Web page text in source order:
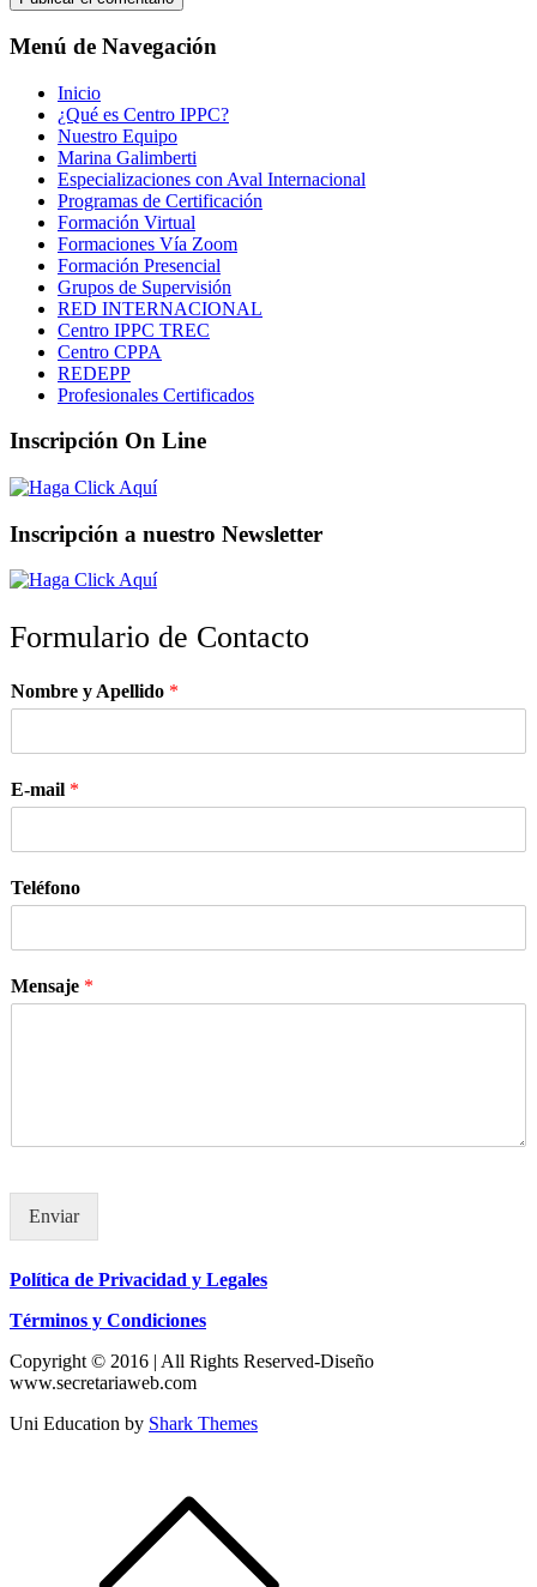
Menú de Navegación
Inicio
¿Qué es Centro IPPC?
Nuestro Equipo
Marina Galimberti
Especializaciones con Aval Internacional
Programas de Certificación
Formación Virtual
Formaciones Vía Zoom
Formación Presencial
Grupos de Supervisión
RED INTERNACIONAL
Centro IPPC TREC
Centro CPPA
REDEPP
Profesionales Certificados
Inscripción On Line
Inscripción a nuestro Newsletter
Formulario de Contacto
Nombre y Apellido *
E-mail *
Teléfono
Mensaje *
Enviar
Política de Privacidad y Legales
Términos y Condiciones
Copyright © 2016 | All Rights Reserved-Diseño
www.secretariaweb.com
Uni Education by Shark Themes